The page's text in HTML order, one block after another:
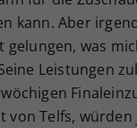
kann. Aber
gelungen, was
Leistungen
von Telfs, würden